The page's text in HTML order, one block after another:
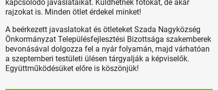
kapcsolódó javaslataikat. Küldhetnek fotókat, de akár
rajzokat is. Minden ötlet érdekel minket!
A beérkezett javaslatokat és ötleteket Szada Nagyközség
Önkormányzat Településfejlesztési Bizottsága szakemberek
bevonásával dolgozza fel a nyár folyamán, majd várhatóan
a szeptemberi testületi ülésen tárgyalják a képviselők.
Együttműködésüket előre is köszönjük!